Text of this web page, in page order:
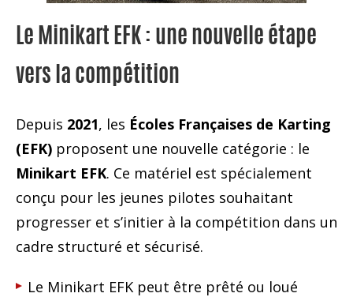
Le Minikart EFK : une nouvelle étape
vers la compétition
Depuis 2021, les Écoles Françaises de Karting
(EFK) proposent une nouvelle catégorie : le
Minikart EFK. Ce matériel est spécialement
conçu pour les jeunes pilotes souhaitant
progresser et s’initier à la compétition dans un
cadre structuré et sécurisé.
Le Minikart EFK peut être prêté ou loué